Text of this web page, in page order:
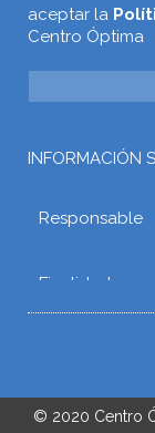
aceptar la
Centro Óptima
INFORMACIÓN
Responsable
Finalidad
© 2020 Centro